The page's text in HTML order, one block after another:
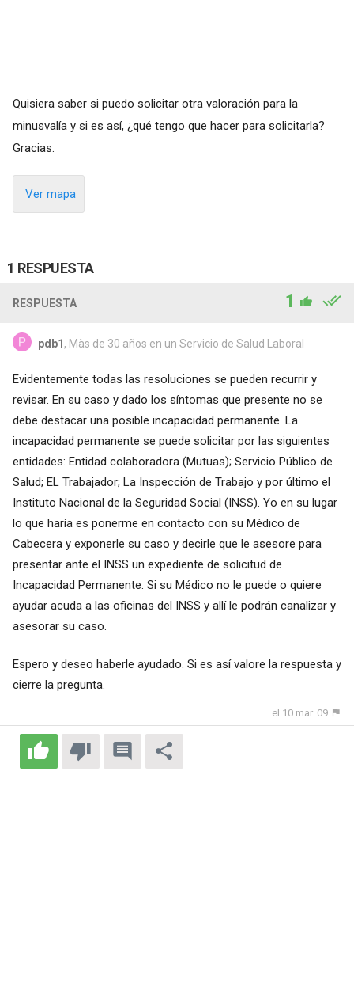
Quisiera saber si puedo solicitar otra valoración para la
minusvalía y si es así, ¿qué tengo que hacer para solicitarla?
Gracias.
Ver mapa
1 RESPUESTA
RESPUESTA 1
pdb1 , Màs de 30 años en un Servicio de Salud Laboral
Evidentemente todas las resoluciones se pueden recurrir y
revisar. En su caso y dado los síntomas que presente no se
debe destacar una posible incapacidad permanente. La
incapacidad permanente se puede solicitar por las siguientes
entidades: Entidad colaboradora (Mutuas); Servicio Público de
Salud; EL Trabajador; La Inspección de Trabajo y por último el
Instituto Nacional de la Seguridad Social (INSS). Yo en su lugar
lo que haría es ponerme en contacto con su Médico de
Cabecera y exponerle su caso y decirle que le asesore para
presentar ante el INSS un expediente de solicitud de
Incapacidad Permanente. Si su Médico no le puede o quiere
ayudar acuda a las oficinas del INSS y allí le podrán canalizar y
asesorar su caso.
Espero y deseo haberle ayudado. Si es así valore la respuesta y
cierre la pregunta.
el 10 mar. 09